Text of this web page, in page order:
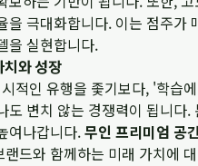
을 극대화합니다. 이는 점주가
을 실현합니다.
치와 성장
적인 유행을 좇기보다, '학습
도 변치 않는 경쟁력이 됩니다
여나갑니다.무인 프리미엄 공
드와 함께하는 미래 가치에